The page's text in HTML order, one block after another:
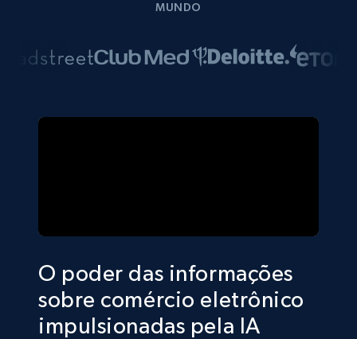
MUNDO
O poder das informações
sobre comércio eletrônico
impulsionadas pela IA